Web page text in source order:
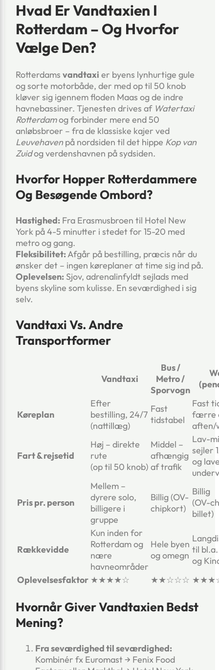
Hvad Er Vandtaxien I
Rotterdam – Og Hvorfor
Vælge Den?
Rotterdams vandtaxi er byens lynhurtige gule
og sorte motorbåde, der med op til 50 knob
kløver sig igennem floden Maas og de indre
havnebassiner. Tjenesten drives af Watertaxi
Rotterdamog forbinder mere end 50
anløbsbroer – fra de klassiske kajer ved
Leuvehavenpå nordsiden til det hippe Kop van
Zuidog verdenshavnen på sydsiden.
Hvorfor Hopper Rotterdammere
Og Besøgende Ombord?
Hastighed: Fra Erasmusbroen til Hotel New
York på 4-5 minutter i stedet for 15-20 med
metro og gang.
Fleksibilitet:Afgår på bestilling, præcis når du
ønsker det – ingen køreplaner at time sig ind på.
Oplevelsen: Sjov, adrenalinfyldt sejlads med
byens skyline som kulisse. En seværdighed i sig
selv.
Vandtaxi Vs. Andre
Transportformer
Vandtaxi
Bus /
Metro /
Sporvogn
Køreplan
Efter
bestilling, 24/7
(nattillæg)
Fast
tidstabel
Fast
færre
aften/
Fart & rejsetid
Høj – direkte
rute
(op til 50 knob)
Middel –
afhængig
af trafik
Lav-
sejler
og
Pris pr. person
Mellem –
dyrere solo,
billigere i
gruppe
Billig (OV-
chipkort)
Billig
(OV-
billet)
Rækkevidde
Kun inden for
Rotterdam og
nære
havneområder
Hele byen
og omegn
til
og
Oplevelsesfaktor ★★★★☆ ★★☆☆☆
Hvornår Giver Vandtaxien Bedst
Mening?
Fra seværdighed til seværdighed:
Kombinér fx Euromast → Fenix Food